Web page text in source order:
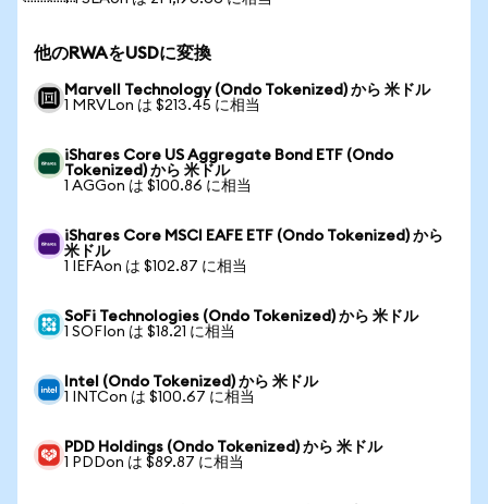
他のRWAをUSDに変換
Marvell Technology (Ondo Tokenized) から 米ドル
1 MRVLon は $213.45 に相当
iShares Core US Aggregate Bond ETF (Ondo
Tokenized) から 米ドル
1 AGGon は $100.86 に相当
iShares Core MSCI EAFE ETF (Ondo Tokenized) から
米ドル
1 IEFAon は $102.87 に相当
SoFi Technologies (Ondo Tokenized) から 米ドル
1 SOFIon は $18.21 に相当
Intel (Ondo Tokenized) から 米ドル
1 INTCon は $100.67 に相当
PDD Holdings (Ondo Tokenized) から 米ドル
1 PDDon は $89.87 に相当